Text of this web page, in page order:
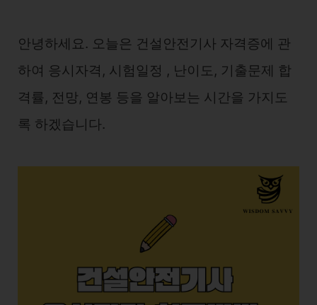
안녕하세요. 오늘은 건설안전기사 자격증에 관
하여 응시자격, 시험일정 , 난이도, 기출문제 합
격률, 전망, 연봉 등을 알아보는 시간을 가지도
록 하겠습니다.